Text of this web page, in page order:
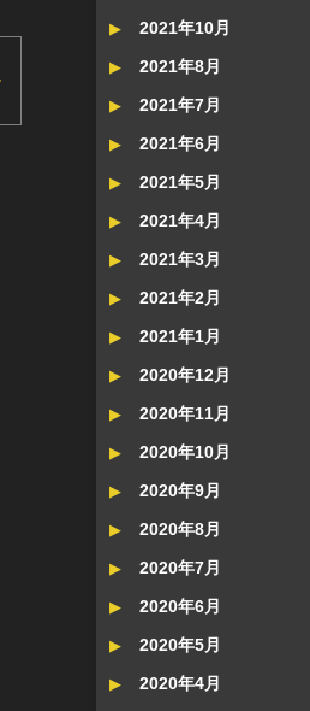
2021年10月
2021年8月
2021年7月
2021年6月
2021年5月
2021年4月
2021年3月
2021年2月
2021年1月
2020年12月
2020年11月
2020年10月
2020年9月
2020年8月
2020年7月
2020年6月
2020年5月
2020年4月